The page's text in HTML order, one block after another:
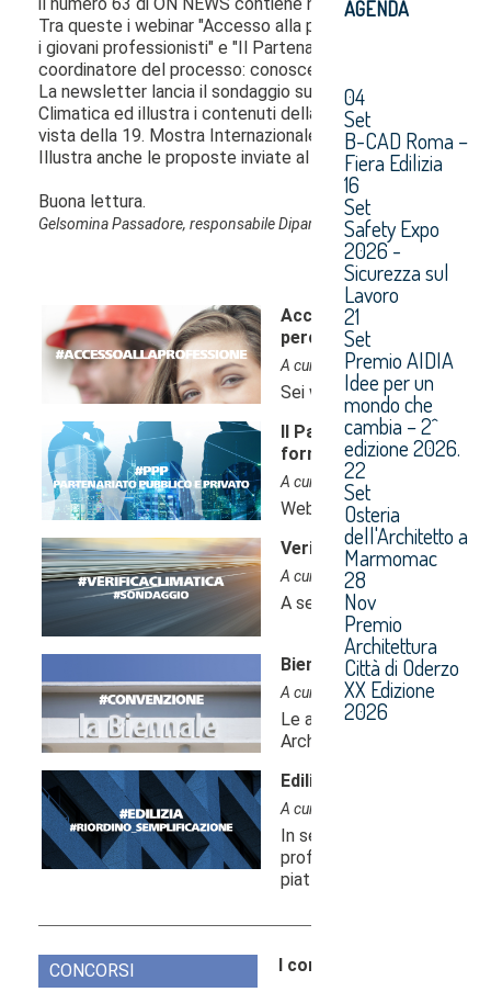
AGENDA
04
Set
B-CAD Roma –
Fiera Edilizia
16
Set
Safety Expo
2026 -
Sicurezza sul
Lavoro
21
Set
Premio AIDIA
Idee per un
mondo che
cambia – 2^
edizione 2026.
22
Set
Osteria
dell'Architetto a
Marmomac
28
Nov
Premio
Architettura
Città di Oderzo
XX Edizione
2026